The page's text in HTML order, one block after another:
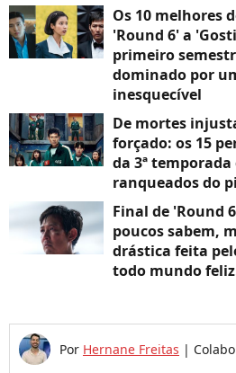
Os 10 melhores
'Round 6' a
primeiro
dominado por
inesquecível
De mortes
forçado: os 15
da 3ª
ranqueados do
Final de 'Round
poucos sabem,
drástica feita
todo mundo
Por Hernane Freitas |